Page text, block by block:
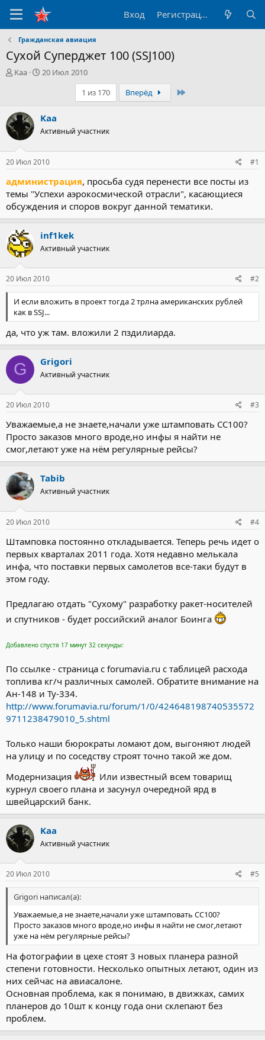
Вход Регистрация
Гражданская авиация
Сухой Суперджет 100 (SSJ100)
А
р
т
е
м
ы
Kaa
Д
н
а
ч
л
а
20 Июл 2010
1 из 170
Вперёд
Kaa
Активный участник
20 Июл 2010 #1
администрация, просьба судя перенести все посты из
темы "Успехи аэрокосмической отрасли", касающиеся
обсуждения и споров вокруг данной тематики.
inf1kek
Активный участник
20 Июл 2010 #2
И если вложить в проект тогда 2 трлна американских рублей
как в SSJ...
да, что уж там. вложили 2 пздилиарда.
G Grigori
Активный участник
20 Июл 2010 #3
Уважаемые,а не знаете,начали уже штамповать СС100?
Просто заказов много вроде,но инфы я найти не
смог,летают уже на нём регулярные рейсы?
Tabib
Активный участник
20 Июл 2010 #4
Штамповка постоянно откладывается. Теперь речь идет о
первых кварталах 2011 года. Хотя недавно мелькала
инфа, что поставки первых самолетов все-таки будут в
этом году.
Предлагаю отдать "Сухому" разработку ракет-носителей
и спутников - будет российский аналог Боинга
Добавлено спустя 17 минут 32 секунды:
По ссылке - страница с forumavia.ru с таблицей расхода
топлива кг/ч различных самолей. Обратите внимание на
Ан-148 и Ту-334.
http://www.forumavia.ru/forum/1/0/424648198740535572
9711238479010_5.shtml
Только наши бюрократы ломают дом, выгоняют людей
на улицу и по соседству строят точно такой же дом.
Модернизация
Или известный всем товарищ
курнул своего плана и засунул очередной ярд в
швейцарский банк.
Kaa
Активный участник
20 Июл 2010 #5
Grigori написал(а):
Уважаемые,а не знаете,начали уже штамповать СС100?
Просто заказов много вроде,но инфы я найти не смог,летают
уже на нём регулярные рейсы?
На фотографии в цехе стоят 3 новых планера разной
степени готовности. Несколько опытных летают, один из
них сейчас на авиасалоне.
Основная проблема, как я понимаю, в движках, самих
планеров до 10шт к концу года они склепают без
проблем.